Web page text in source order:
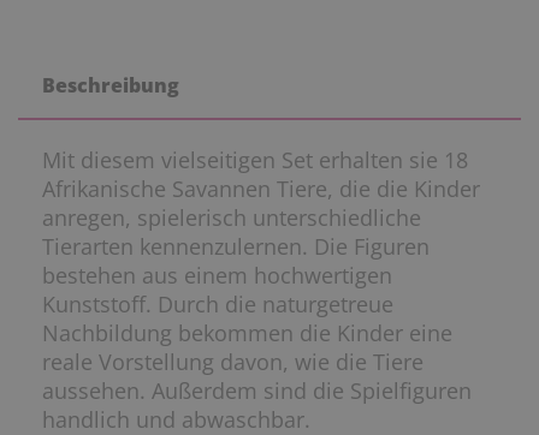
Beschreibung
Mit diesem vielseitigen Set erhalten sie 18
Afrikanische Savannen Tiere, die die Kinder
anregen, spielerisch unterschiedliche
Tierarten kennenzulernen. Die Figuren
bestehen aus einem hochwertigen
Kunststoff. Durch die naturgetreue
Nachbildung bekommen die Kinder eine
reale Vorstellung davon, wie die Tiere
aussehen. Außerdem sind die Spielfiguren
handlich und abwaschbar.